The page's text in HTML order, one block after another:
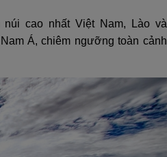
cao nhất Việt Nam, Lào và
Á, chiêm ngưỡng toàn cảnh